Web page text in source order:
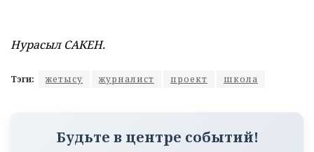
Нурасыл САКЕН.
Тэги: жетысу журналист проект школа
Будьте в центре событий!